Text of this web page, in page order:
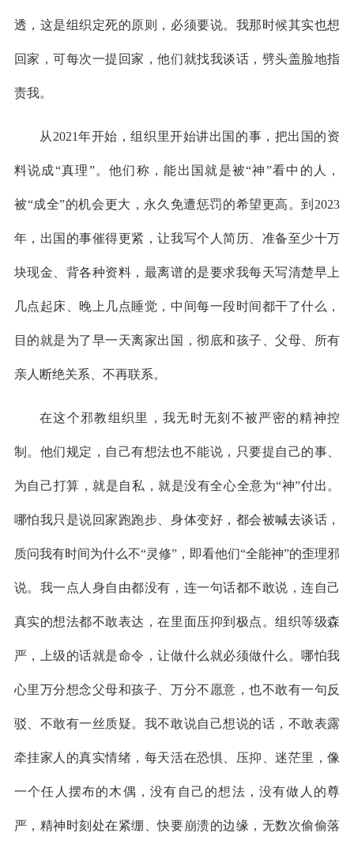
透，这是组织定死的原则，必须要说。我那时候其实也想
回家，可每次一提回家，他们就找我谈话，劈头盖脸地指
责我。
从2021年开始，组织里开始讲出国的事，把出国的资
料说成“真理”。他们称，能出国就是被“神”看中的人，
被“成全”的机会更大，永久免遭惩罚的希望更高。到2023
年，出国的事催得更紧，让我写个人简历、准备至少十万
块现金、背各种资料，最离谱的是要求我每天写清楚早上
几点起床、晚上几点睡觉，中间每一段时间都干了什么，
目的就是为了早一天离家出国，彻底和孩子、父母、所有
亲人断绝关系、不再联系。
在这个邪教组织里，我无时无刻不被严密的精神控
制。他们规定，自己有想法也不能说，只要提自己的事、
为自己打算，就是自私，就是没有全心全意为“神”付出。
哪怕我只是说回家跑跑步、身体变好，都会被喊去谈话，
质问我有时间为什么不“灵修”，即看他们“全能神”的歪理邪
说。我一点人身自由都没有，连一句话都不敢说，连自己
真实的想法都不敢表达，在里面压抑到极点。组织等级森
严，上级的话就是命令，让做什么就必须做什么。哪怕我
心里万分想念父母和孩子、万分不愿意，也不敢有一句反
驳、不敢有一丝质疑。我不敢说自己想说的话，不敢表露
牵挂家人的真实情绪，每天活在恐惧、压抑、迷茫里，像
一个任人摆布的木偶，没有自己的想法，没有做人的尊
严，精神时刻处在紧绷、快要崩溃的边缘，无数次偷偷落